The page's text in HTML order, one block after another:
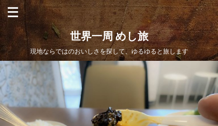
世界一周 めし旅
現地ならではのおいしさを探して、ゆるゆると旅します